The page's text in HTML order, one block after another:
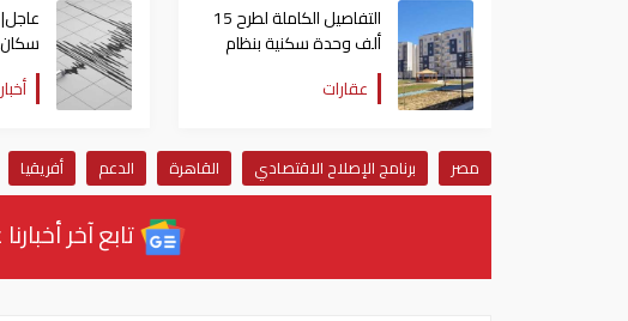
التفاصيل الكاملة لطرح 15
ألف وحدة سكنية بنظام
الإيجار المنتهي بالتملك في
مصر
عقارات
سكان
أخبار
مصر برنامج الإصلاح الاقتصادي القاهرة الدعم أفريقيا
تابع آخر